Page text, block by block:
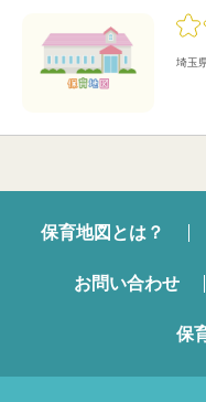
埼玉
保育地図とは？
お問い合わせ
保